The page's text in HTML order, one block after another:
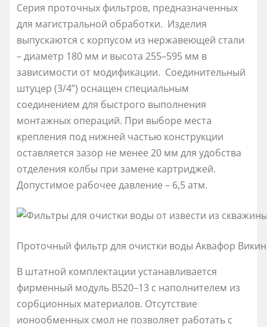
Серия проточных фильтров, предназначенных
для магистральной обработки. Изделия
выпускаются с корпусом из нержавеющей стали
– диаметр 180 мм и высота 255–595 мм в
зависимости от модификации. Соединительный
штуцер (3/4”) оснащен специальным
соединением для быстрого выполнения
монтажных операций. При выборе места
крепления под нижней частью конструкции
оставляется зазор не менее 20 мм для удобства
отделения колбы при замене картриджей.
Допустимое рабочее давление – 6,5 атм.
Проточный фильтр для очистки воды Аквафор
В штатной комплектации устанавливается
фирменный модуль В520–13 с наполнителем из
сорбционных материалов. Отсутствие
ионообменных смол не позволяет работать с